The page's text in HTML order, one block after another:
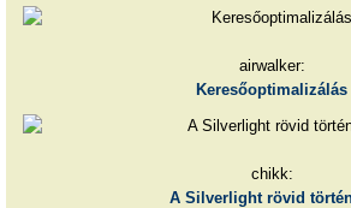
airwalker:
Keresőoptimalizálás
chikk:
A Silverlight rövid